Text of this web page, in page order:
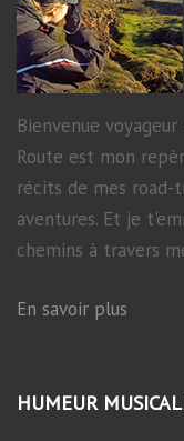
Bienvenue
Route est mon
récits de mes road-
aventures. Et je
chemins à travers
En savoir plus
HUMEUR